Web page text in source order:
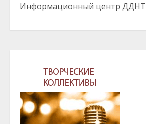
Информационный центр ДДНТ